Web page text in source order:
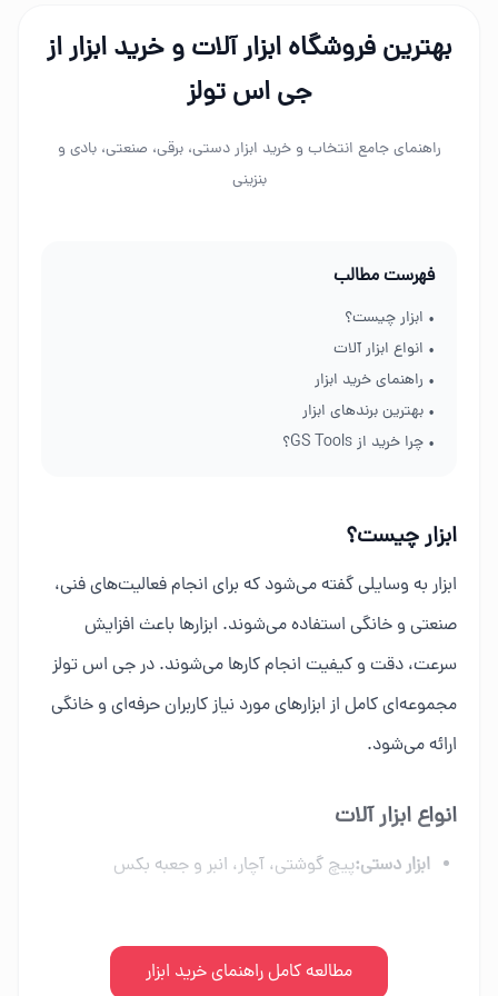
بهترین فروشگاه ابزار آلات و خرید ابزار از
جی اس تولز
راهنمای جامع انتخاب و خرید ابزار دستی، برقی، صنعتی، بادی و
بنزینی
فهرست مطالب
• ابزار چیست؟
• انواع ابزار آلات
• راهنمای خرید ابزار
• بهترین برندهای ابزار
• چرا خرید از GS Tools؟
ابزار چیست؟
ابزار به وسایلی گفته می‌شود که برای انجام فعالیت‌های فنی،
صنعتی و خانگی استفاده می‌شوند. ابزارها باعث افزایش
سرعت، دقت و کیفیت انجام کارها می‌شوند. در جی اس تولز
مجموعه‌ای کامل از ابزارهای مورد نیاز کاربران حرفه‌ای و خانگی
ارائه می‌شود.
انواع ابزار آلات
ابزار دستی:پیچ گوشتی، آچار، انبر و جعبه بکس
کمپرسور، میخکوب و تجهیزات پنوماتیک
مطالعه کامل راهنمای خرید ابزار